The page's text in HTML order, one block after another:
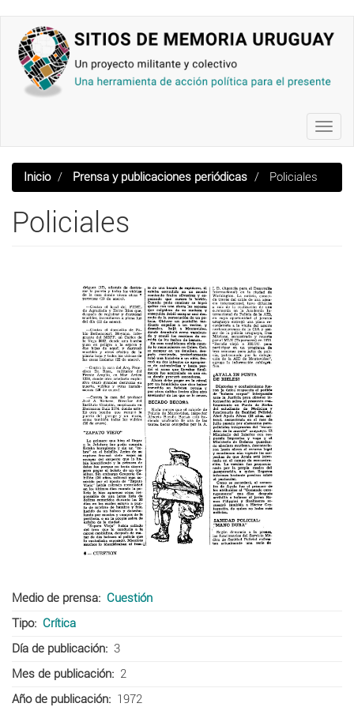
contenido
principal
Inicio Prensa y publicaciones periódicas Policiales
Policiales
Medio de prensa
Cuestión
Tipo
Crítica
Día de publicación
3
Mes de publicación
2
Año de publicación
1972